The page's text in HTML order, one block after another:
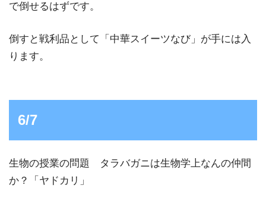
で倒せるはずです。
倒すと戦利品として「中華スイーツなび」が手には入
ります。
6/7
生物の授業の問題 タラバガニは生物学上なんの仲間
か？「ヤドカリ」